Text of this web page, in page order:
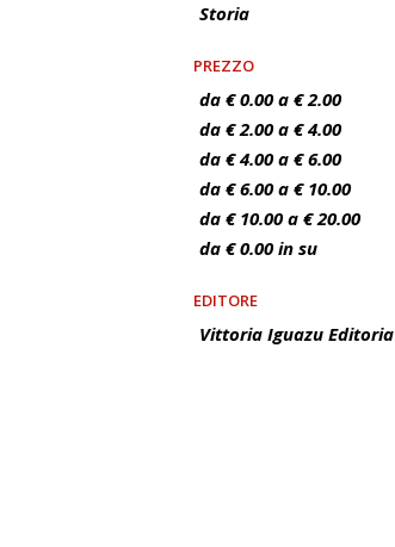
Storia
PREZZO
da € 0.00 a € 2.00
da € 2.00 a € 4.00
da € 4.00 a € 6.00
da € 6.00 a € 10.00
da € 10.00 a € 20.00
da € 0.00 in su
EDITORE
Vittoria Iguazu Editoria